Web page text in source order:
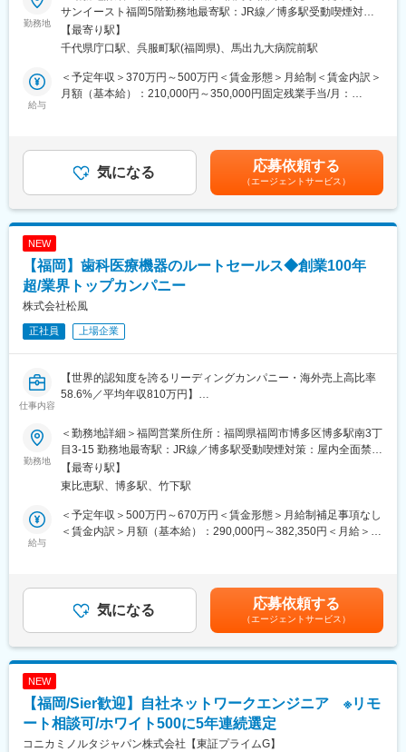
療方法の提案を行います。新製品の特徴や効果を説明し、データ
分析を駆使して戦略的にアプローチします。また、手術に立ち会
い、技術的なサポートも担当し、患者様の健康に貢献します。
■職務詳細：
・医師への新製品提案／レクチャー
・データ分析に基づく戦略的アプローチ
■研修／フォロー体制：
入社後、約1年をかけて1人前になれる研修・OJT制度を完備。座
学研修と先輩社員との同行で、着実に力をつけることができま
変更の範囲：会社の定める業務
■職務詳細：
担当エリア病院へ訪問、ドクターや医療従事者がどんな医療機器
を必要としているかヒアリングします。ニーズを把握したら適切
な製品を提案し、導入して頂きます。提案先は最初は既存がメイ
ンで、ゆくゆくは新規開拓もお任せいたします。手術に立ち会う
こともあり、実際の臨床現場での製品説明なども行います。
※直行直帰型
■入社後の研修について：
導入研修・OJTを通じて仕事を学びます。入社後は2～3カ月間は
OJTで知識をつけていただき、早ければ2～3カ月、遅ければ半年
活躍中です。
■組織について：
営業は下記の部門に分かれており、いずれかの製品を担当いただ
きます。
・脳神経外科（電気メス、圧可変式シャントバルブ等）
・産婦人科（分娩後バルーン、不妊治療関連製品等）
■同社の魅力
【幅広い商品群】
開発、販売の歴史を持つ人工呼吸器のみならず、急性期領域、在
宅ケア、手術室設備、外科系製品、産婦人科製品など、幅広い商
品群を持ちます。
【日系×世界展開の医療機器企業】
献性が高く、安定している医療業界かつ日本の歴史あるグローバ
ル企業という非常に珍しい同社にて力を存分に発揮して頂きたい
変更の範囲：会社の定める業務
勤務地
サンイースト福岡5階勤務地最寄駅：JR線／博多駅受動喫煙対
策：屋内全面禁煙変更の範囲：会社の定める事業所
【最寄り駅】
千代県庁口駅、呉服町駅(福岡県)、馬出九大病院前駅
給与
＜予定年収＞370万円～500万円＜賃金形態＞月給制＜賃金内訳＞
月額（基本給）：210,000円～350,000円固定残業手当/月：
経験・スキル考慮の上決定します。賃金はあくまでも目安の金額
であり、選考を通じて上下する可能性があります。月給(月額)は固
気になる 応募依頼する
（エージェントサービス）
NEW
【福岡】歯科医療機器のルートセールス◆創業100年
超/業界トップカンパニー
株式会社松風
正社員 上場企業
仕事内容
【世界的認知度を誇るリーディングカンパニー・海外売上高比率
58.6%／平均年収810万円】
当社は、歯科治療で使用される材料や機器を扱う医療機器メーカ
ーです。業界では「技術の松風」と呼ばれるほど、製品のクオリ
ティやスペックに拘ることで、世界中のユーザー(歯科医師、歯科
衛生士など)に支持されています。本ポジションでは、営業担当と
して活躍頂きます。
■仕事内容：
・顧客への営業活動(提案、情報提供など)
※顧客は、歯科医院、大学や病院、歯科技工所です。
・ユーザーへの製品のデモ説明及びフォロー対応
・展示会や研修会、製品説明会等の企画運営 ほか
全国に代理店があり強力な流通網を有しています。歯科クリニッ
■社風：
・アットホームで中途入社でも馴染みやすい落ち着いた雰囲気が
勤務地
＜勤務地詳細＞福岡営業所住所：福岡県福岡市博多区博多駅南3丁
目3-15 勤務地最寄駅：JR線／博多駅受動喫煙対策：屋内全面禁煙
変更の範囲：会社の定める事業所
【最寄り駅】
東比恵駅、博多駅、竹下駅
給与
＜予定年収＞500万円～670万円＜賃金形態＞月給制補足事項なし
＜賃金内訳＞月額（基本給）：290,000円～382,350円＜月給＞
給：年1回■賞与：年2回（7月・12月）※2024年度実績5.524ヶ月
分賃金はあくまでも目安の金額であり、選考を通じて上下する可
能性があります。月給(月額)は固定手当を含めた表記です。
気になる 応募依頼する
（エージェントサービス）
NEW
【福岡/Sier歓迎】自社ネットワークエンジニア ※リモ
ート相談可/ホワイト500に5年連続選定
コニカミノルタジャパン株式会社【東証プライムG】